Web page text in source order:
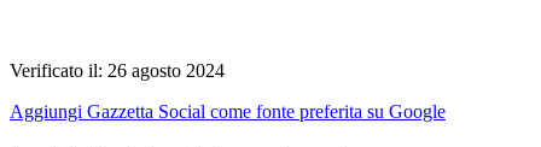
Verificato il: 26 agosto 2024
Aggiungi Gazzetta Social come fonte preferita su Google